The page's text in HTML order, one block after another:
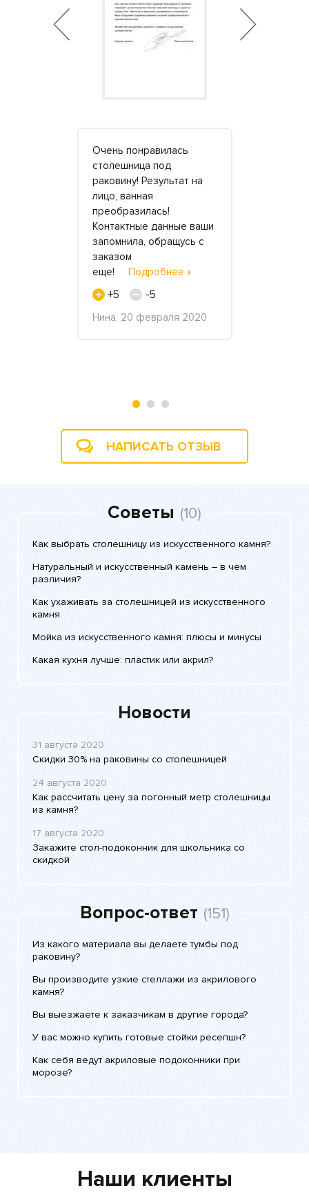
Очень понравилась
столешница под
раковину! Результат на
лицо, ванная
преобразилась!
Контактные данные ваши
запомнила, обращусь с
заказом
еще! Подробнее »
+5
-5
Нина, 20 февраля 2020
НАПИСАТЬ ОТЗЫВ
Советы (10)
Как выбрать столешницу из искусственного камня?
Натуральный и искусственный камень – в чем
различия?
Как ухаживать за столешницей из искусственного
камня
Мойка из искусственного камня: плюсы и минусы
Какая кухня лучше: пластик или акрил?
Новости
31 августа 2020
Скидки 30% на раковины со столешницей
24 августа 2020
Как рассчитать цену за погонный метр столешницы
из камня?
17 августа 2020
Закажите стол-подоконник для школьника со
скидкой
Вопрос-ответ (151)
Из какого материала вы делаете тумбы под
раковину?
Вы производите узкие стеллажи из акрилового
камня?
Вы выезжаете к заказчикам в другие города?
У вас можно купить готовые стойки ресепшн?
Как себя ведут акриловые подоконники при
морозе?
Наши клиенты